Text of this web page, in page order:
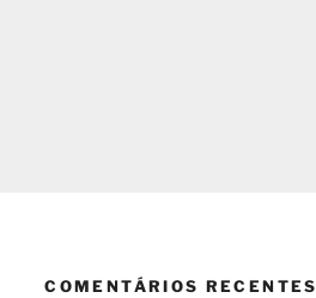
COMENTÁRIOS RECENTES